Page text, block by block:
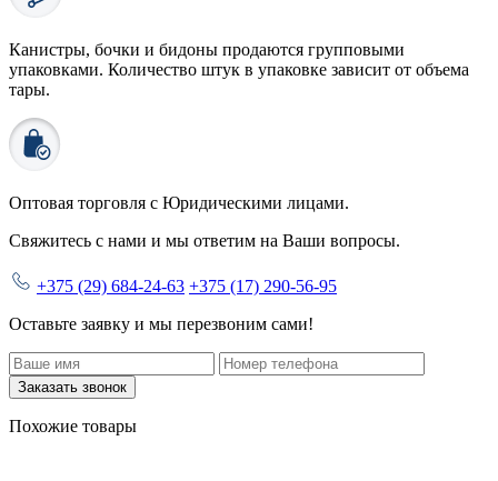
Канистры, бочки и бидоны продаются групповыми
упаковками. Количество штук в упаковке зависит от объема
тары.
Оптовая торговля с Юридическими лицами.
Свяжитесь с нами и мы ответим на Ваши вопросы.
+375 (29) 684-24-63 +375 (17) 290-56-95
Оставьте заявку и мы перезвоним сами!
Заказать звонок
Похожие товары